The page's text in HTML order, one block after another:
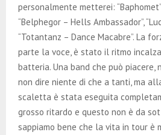
personalmente metterei: “Baphomet”,
“Belphegor – Hells Ambassador”,
“Totantanz – Dance Macabre”. La
parte la voce, è stato il ritmo
batteria. Una band che può piacere,
non dire niente di che a tanti, ma
scaletta è stata eseguita
grosso ritardo e questo non è da
sappiamo bene che la vita in tour è